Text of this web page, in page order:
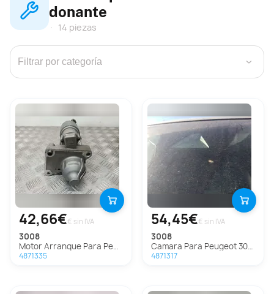
donante
14 piezas
›
42,66€€ sin IVA
3008
Motor Arranque Para Peugeot 3008
4871335
54,45€€ sin IVA
3008
Camara Para Peugeot 3008
4871317